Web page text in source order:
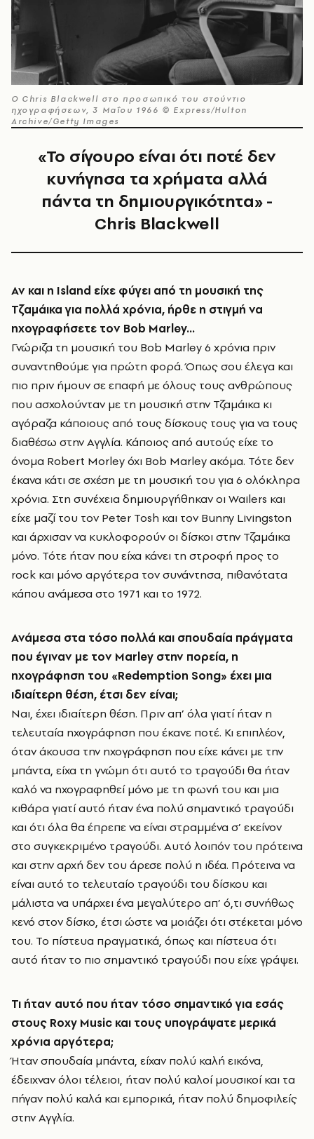
Ο Chris Blackwell στο προσωπικό του στούντιο
ηχογραφήσεων, 3 Μαΐου 1966 © Express/Hulton
Archive/Getty Images
«Το σίγουρο είναι ότι ποτέ δεν
κυνήγησα τα χρήματα αλλά
πάντα τη δημιουργικότητα» -
Chris Blackwell
Αν και η Island είχε φύγει από τη μουσική της
Τζαμάικα για πολλά χρόνια, ήρθε η στιγμή να
ηχογραφήσετε τον Bob Marley…
Γνώριζα τη μουσική του Bob Marley 6 χρόνια πριν
συναντηθούμε για πρώτη φορά. Όπως σου έλεγα και
πιο πριν ήμουν σε επαφή με όλους τους ανθρώπους
που ασχολούνταν με τη μουσική στην Τζαμάικα κι
αγόραζα κάποιους από τους δίσκους τους για να τους
διαθέσω στην Αγγλία. Κάποιος από αυτούς είχε το
όνομα Robert Mοrley όχι Bob Marley ακόμα. Τότε δεν
έκανα κάτι σε σχέση με τη μουσική του για 6 ολόκληρα
χρόνια. Στη συνέχεια δημιουργήθηκαν οι Wailers και
είχε μαζί του τον Peter Tosh και τον Bunny Livingston
και άρχισαν να κυκλοφορούν οι δίσκοι στην Τζαμάικα
μόνο. Τότε ήταν που είχα κάνει τη στροφή προς το
rock και μόνο αργότερα τον συνάντησα, πιθανότατα
κάπου ανάμεσα στο 1971 και το 1972.
Ανάμεσα στα τόσο πολλά και σπουδαία πράγματα
που έγιναν με τον Marley στην πορεία, η
ηχογράφηση του «Redemption Song» έχει μια
ιδιαίτερη θέση, έτσι δεν είναι;
Ναι, έχει ιδιαίτερη θέση. Πριν απ’ όλα γιατί ήταν η
τελευταία ηχογράφηση που έκανε ποτέ. Κι επιπλέον,
όταν άκουσα την ηχογράφηση που είχε κάνει με την
μπάντα, είχα τη γνώμη ότι αυτό το τραγούδι θα ήταν
καλό να ηχογραφηθεί μόνο με τη φωνή του και μια
κιθάρα γιατί αυτό ήταν ένα πολύ σημαντικό τραγούδι
και ότι όλα θα έπρεπε να είναι στραμμένα σ’ εκείνον
στο συγκεκριμένο τραγούδι. Αυτό λοιπόν του πρότεινα
και στην αρχή δεν του άρεσε πολύ η ιδέα. Πρότεινα να
είναι αυτό το τελευταίο τραγούδι του δίσκου και
μάλιστα να υπάρχει ένα μεγαλύτερο απ’ ό,τι συνήθως
κενό στον δίσκο, έτσι ώστε να μοιάζει ότι στέκεται μόνο
του. Το πίστευα πραγματικά, όπως και πίστευα ότι
αυτό ήταν το πιο σημαντικό τραγούδι που είχε γράψει.
Τι ήταν αυτό που ήταν τόσο σημαντικό για εσάς
στους Roxy Music και τους υπογράψατε μερικά
χρόνια αργότερα;
Ήταν σπουδαία μπάντα, είχαν πολύ καλή εικόνα,
έδειχναν όλοι τέλειοι, ήταν πολύ καλοί μουσικοί και τα
πήγαν πολύ καλά και εμπορικά, ήταν πολύ δημοφιλείς
στην Αγγλία.